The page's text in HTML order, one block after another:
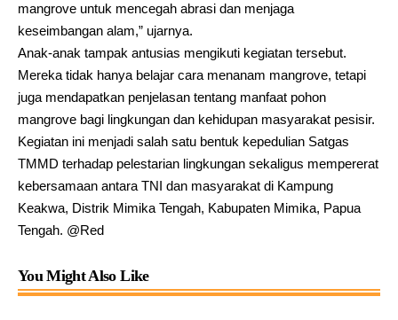
mangrove untuk mencegah abrasi dan menjaga
keseimbangan alam,” ujarnya.
Anak-anak tampak antusias mengikuti kegiatan tersebut.
Mereka tidak hanya belajar cara menanam mangrove, tetapi
juga mendapatkan penjelasan tentang manfaat pohon
mangrove bagi lingkungan dan kehidupan masyarakat pesisir.
Kegiatan ini menjadi salah satu bentuk kepedulian Satgas
TMMD terhadap pelestarian lingkungan sekaligus mempererat
kebersamaan antara TNI dan masyarakat di Kampung
Keakwa, Distrik Mimika Tengah, Kabupaten Mimika, Papua
Tengah. @Red
You Might Also Like